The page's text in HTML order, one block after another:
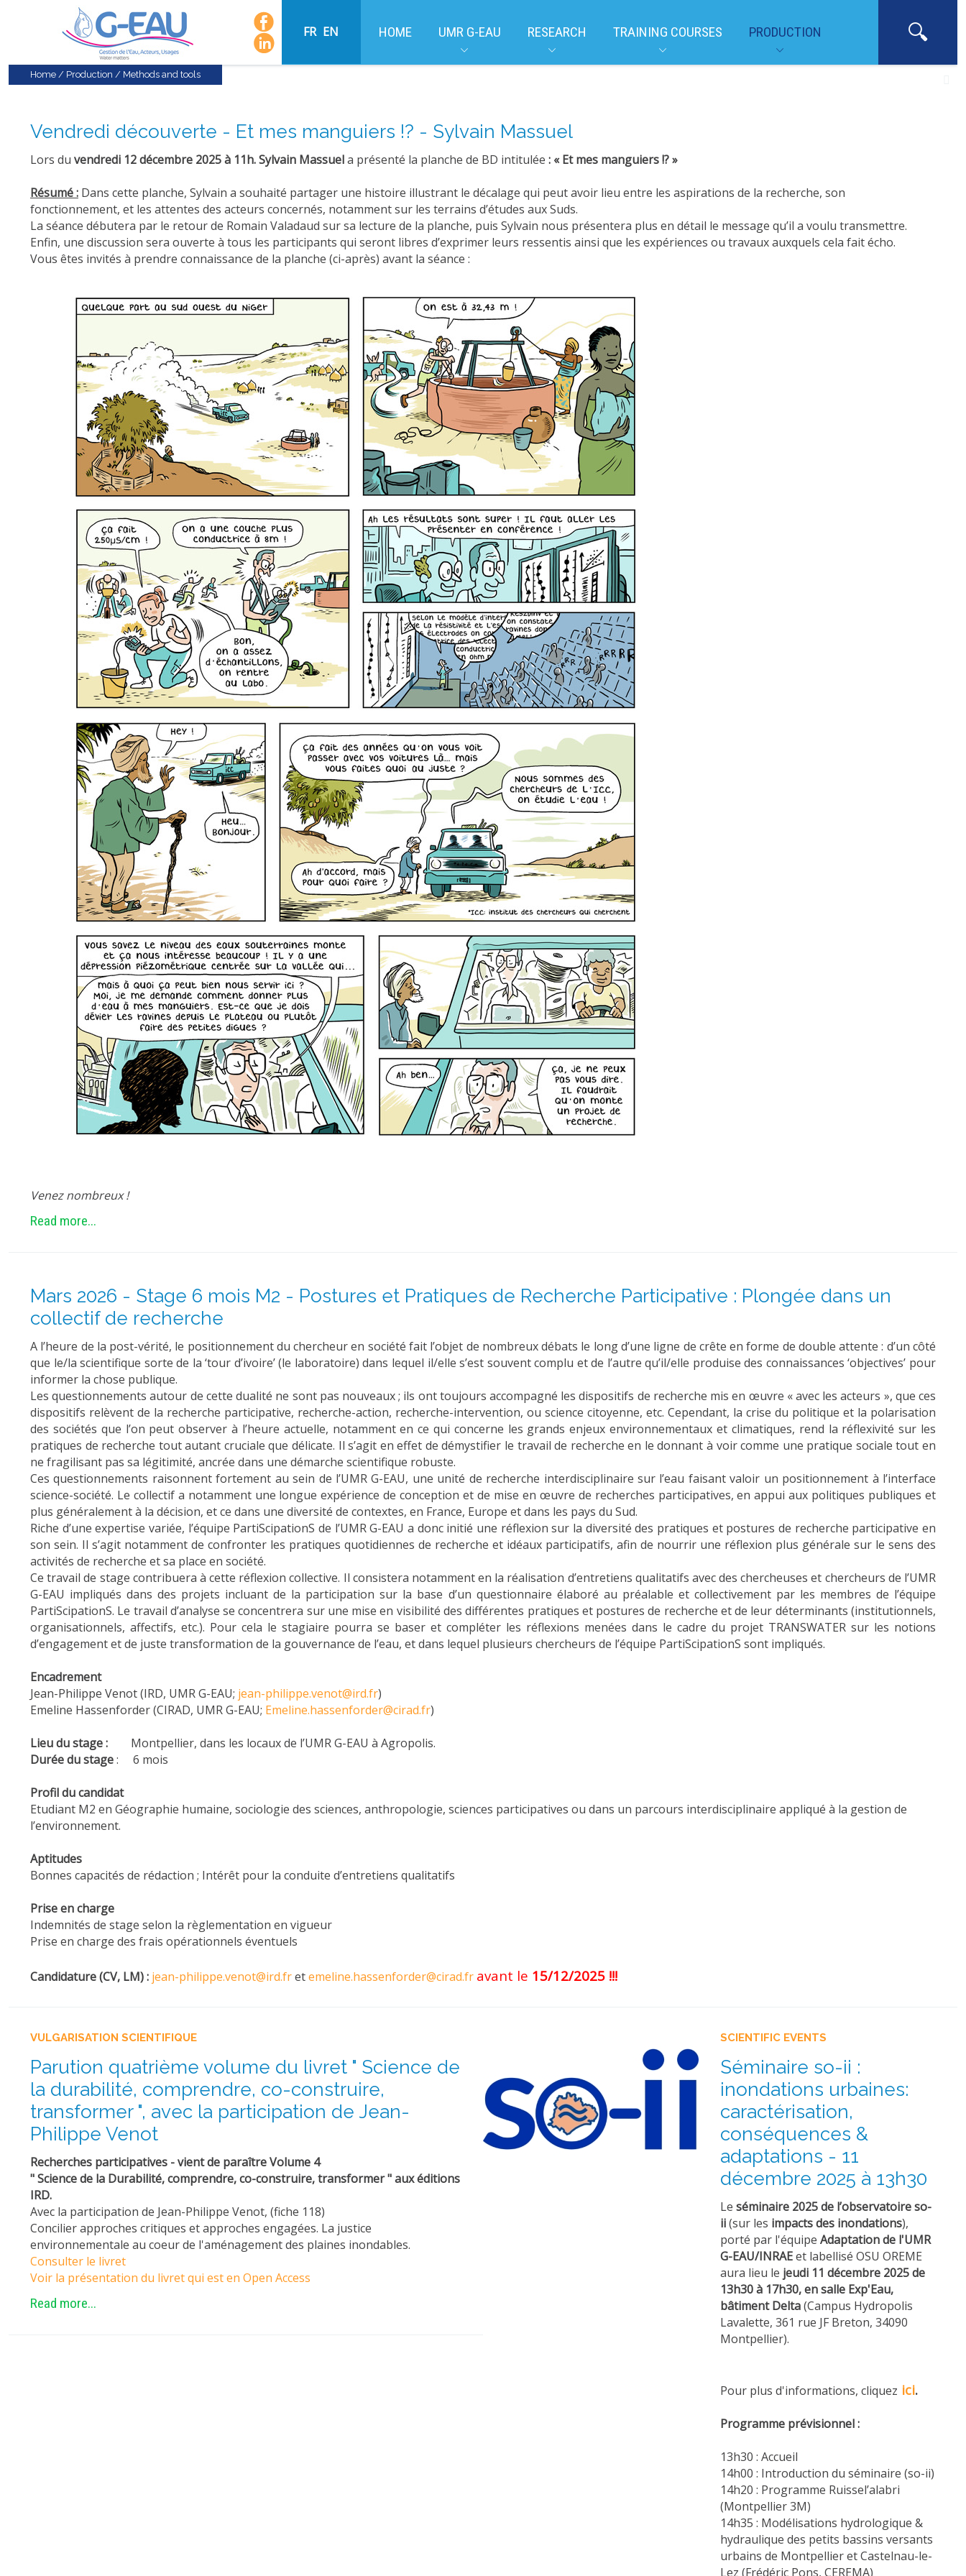
FR EN HOME UMR G-EAU RESEARCH TRAINING COURSES PRODUCTION
Home / Production / Methods and tools
Vendredi découverte - Et mes manguiers !? - Sylvain Massuel
Lors du vendredi 12 décembre 2025 à 11h. Sylvain Massuela présenté la planche de BD intitulée : « Et mes manguiers !? »
Résumé : Dans cette planche, Sylvain a souhaité partager une histoire illustrant le décalage qui peut avoir lieu entre les aspirations de la recherche, son
fonctionnement, et les attentes des acteurs concernés, notamment sur les terrains d’études aux Suds.
La séance débutera par le retour de Romain Valadaud sur sa lecture de la planche, puis Sylvain nous présentera plus en détail le message qu’il a voulu transmettre.
Enfin, une discussion sera ouverte à tous les participants qui seront libres d’exprimer leurs ressentis ainsi que les expériences ou travaux auxquels cela fait écho.
Vous êtes invités à prendre connaissance de la planche (ci-après) avant la séance :
Venez nombreux !
Read more...
Mars 2026 - Stage 6 mois M2 - Postures et Pratiques de Recherche Participative : Plongée dans un
collectif de recherche
A l’heure de la post-vérité, le positionnement du chercheur en société fait l’objet de nombreux débats le long d’une ligne de crête en forme de double attente : d’un côté
que le/la scientifique sorte de la ‘tour d’ivoire’ (le laboratoire) dans lequel il/elle s’est souvent complu et de l’autre qu’il/elle produise des connaissances ‘objectives’ pour
informer la chose publique.
Les questionnements autour de cette dualité ne sont pas nouveaux ; ils ont toujours accompagné les dispositifs de recherche mis en œuvre « avec les acteurs », que ces
dispositifs relèvent de la recherche participative, recherche-action, recherche-intervention, ou science citoyenne, etc. Cependant, la crise du politique et la polarisation
des sociétés que l’on peut observer à l’heure actuelle, notamment en ce qui concerne les grands enjeux environnementaux et climatiques, rend la réflexivité sur les
pratiques de recherche tout autant cruciale que délicate. Il s’agit en effet de démystifier le travail de recherche en le donnant à voir comme une pratique sociale tout en
ne fragilisant pas sa légitimité, ancrée dans une démarche scientifique robuste.
Ces questionnements raisonnent fortement au sein de l’UMR G-EAU, une unité de recherche interdisciplinaire sur l’eau faisant valoir un positionnement à l’interface
science-société. Le collectif a notamment une longue expérience de conception et de mise en œuvre de recherches participatives, en appui aux politiques publiques et
plus généralement à la décision, et ce dans une diversité de contextes, en France, Europe et dans les pays du Sud.
Riche d’une expertise variée, l’équipe PartiScipationS de l’UMR G-EAU a donc initié une réflexion sur la diversité des pratiques et postures de recherche participative en
son sein. Il s’agit notamment de confronter les pratiques quotidiennes de recherche et idéaux participatifs, afin de nourrir une réflexion plus générale sur le sens des
activités de recherche et sa place en société.
Ce travail de stage contribuera à cette réflexion collective. Il consistera notamment en la réalisation d’entretiens qualitatifs avec des chercheuses et chercheurs de l’UMR
G-EAU impliqués dans des projets incluant de la participation sur la base d’un questionnaire élaboré au préalable et collectivement par les membres de l’équipe
PartiScipationS. Le travail d’analyse se concentrera sur une mise en visibilité des différentes pratiques et postures de recherche et de leur déterminants (institutionnels,
organisationnels, affectifs, etc.). Pour cela le stagiaire pourra se baser et compléter les réflexions menées dans le cadre du projet TRANSWATER sur les notions
d’engagement et de juste transformation de la gouvernance de l’eau, et dans lequel plusieurs chercheurs de l’équipe PartiScipationS sont impliqués.
Encadrement
Jean-Philippe Venot (IRD, UMR G-EAU; jean-philippe.venot@ird.fr)
Emeline Hassenforder (CIRAD, UMR G-EAU; Emeline.hassenforder@cirad.fr)
Lieu du stage : Montpellier, dans les locaux de l’UMR G-EAU à Agropolis.
Durée du stage: 6 mois
Profil du candidat
Etudiant M2 en Géographie humaine, sociologie des sciences, anthropologie, sciences participatives ou dans un parcours interdisciplinaire appliqué à la gestion de
l’environnement.
Aptitudes
Bonnes capacités de rédaction ; Intérêt pour la conduite d’entretiens qualitatifs
Prise en charge
Indemnités de stage selon la règlementation en vigueur
Prise en charge des frais opérationnels éventuels
Candidature (CV, LM) : jean-philippe.venot@ird.fretemeline.hassenforder@cirad.fr avant le 15/12/2025 !!!
VULGARISATION SCIENTIFIQUE
Parution quatrième volume du livret " Science de
la durabilité, comprendre, co-construire,
transformer ", avec la participation de Jean-
Philippe Venot
Recherches participatives - vient de paraître Volume 4
" Science de la Durabilité, comprendre, co-construire, transformer " aux éditions
IRD.
Avec la participation de Jean-Philippe Venot, (fiche 118)
Concilier approches critiques et approches engagées. La justice
environnementale au coeur de l'aménagement des plaines inondables.
Consulter le livret
Voir la présentation du livret qui est en Open Access
Read more...
SCIENTIFIC EVENTS
Séminaire so-ii :
inondations urbaines:
caractérisation,
conséquences &
adaptations - 11
décembre 2025 à 13h30
Le séminaire 2025 de l’observatoire so-
ii(sur les impacts des inondations),
porté par l'équipe Adaptation de l'UMR
G-EAU/INRAEet labellisé OSU OREME
aura lieu le jeudi 11 décembre 2025 de
13h30 à 17h30, en salle Exp'Eau,
bâtiment Delta(Campus Hydropolis
Lavalette, 361 rue JF Breton, 34090
Montpellier).
Pour plus d'informations, cliquez ici.
Programme prévisionnel :
13h30 : Accueil
14h00 : Introduction du séminaire (so-ii)
14h20 : Programme Ruissel’alabri
(Montpellier 3M)
14h35 : Modélisations hydrologique &
hydraulique des petits bassins versants
urbains de Montpellier et Castelnau-le-
Lez (Frédéric Pons, CEREMA)